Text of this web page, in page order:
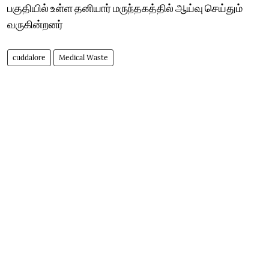
பகுதியில் உள்ள தனியார் மருந்தகத்தில் ஆய்வு செய்தும்
வருகின்றனர்
cuddalore Medical Waste